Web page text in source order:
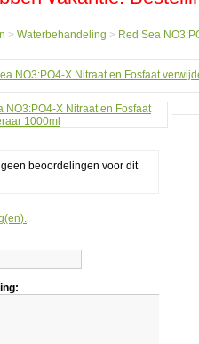
> Waterbehandeling > Red Sea
beoordelingen voor dit